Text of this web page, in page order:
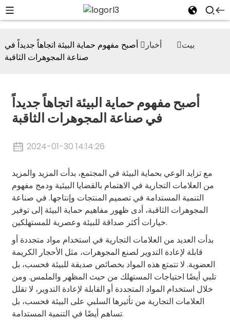
بيت أخبار
أصبح مفهوم حماية البيئة اتجاهاً جديداً في
صناعة المجوهرات الثاقبة
أصبح مفهوم حماية البيئة اتجاهاً جديداً
في صناعة المجوهرات الثاقبة
2024-01-30 14:14:26
مع تزايد الوعي بحماية البيئة في المجتمع، بدأت المزيد والمزيد
من العلامات التجارية في الاهتمام بالقضايا البيئية ودمج مفهوم
التنمية المستدامة في تصميم المنتجات وإنتاجها. في صناعة
المجوهرات الثاقبة، أدى ظهور مفاهيم حماية البيئة إلى توفير
خيارات أكثر صداقة للبيئة وعصرية للمستهلكين.
بدأت العديد من العلامات التجارية في استخدام مواد متجددة أو
قابلة لإعادة التدوير لصنع المجوهرات، مثل الأحجار الكريمة
العضوية. لا تتمتع هذه المواد بخصائص صديقة للبيئة فحسب، بل
تلبي أيضًا احتياجات المستهلك من حيث المظهر والملمس. ومن
خلال استخدام المواد المتجددة أو القابلة لإعادة التدوير، لا تقلل
العلامات التجارية من تأثيرها السلبي على البيئة فحسب، بل
تساهم أيضًا في التنمية المستدامة.